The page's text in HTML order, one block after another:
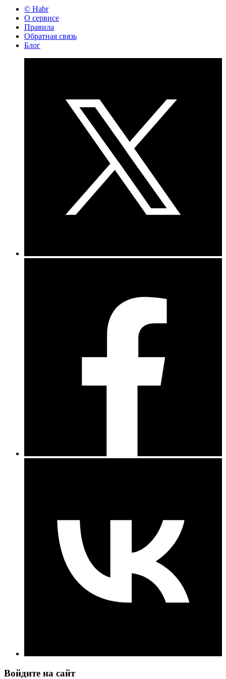
© Habr
О сервисе
Правила
Обратная связь
Блог
Войдите на сайт